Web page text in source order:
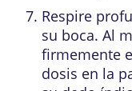
Respire
su boca. Al
firmemente
dosis en la